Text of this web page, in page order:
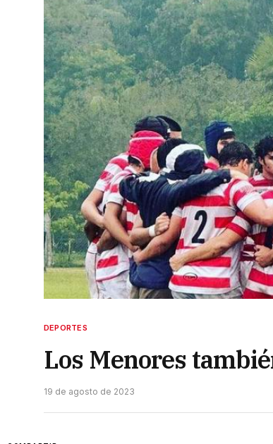
DEPORTES
Los Menores
19 de agosto de 2023